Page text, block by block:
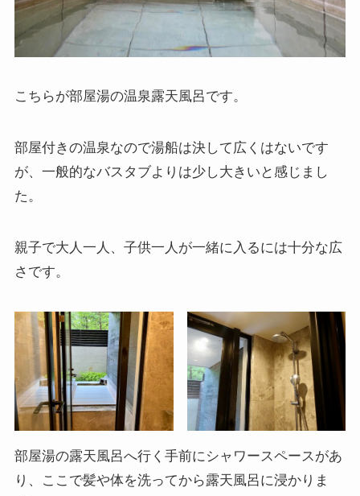
こちらが部屋湯の温泉露天風呂です。
部屋付きの温泉なので湯船は決して広くはないです
が、一般的なバスタブよりは少し大きいと感じまし
た。
親子で大人一人、子供一人が一緒に入るには十分な広
さです。
部屋湯の露天風呂へ行く手前にシャワースペースがあ
り、ここで髪や体を洗ってから露天風呂に浸かりま